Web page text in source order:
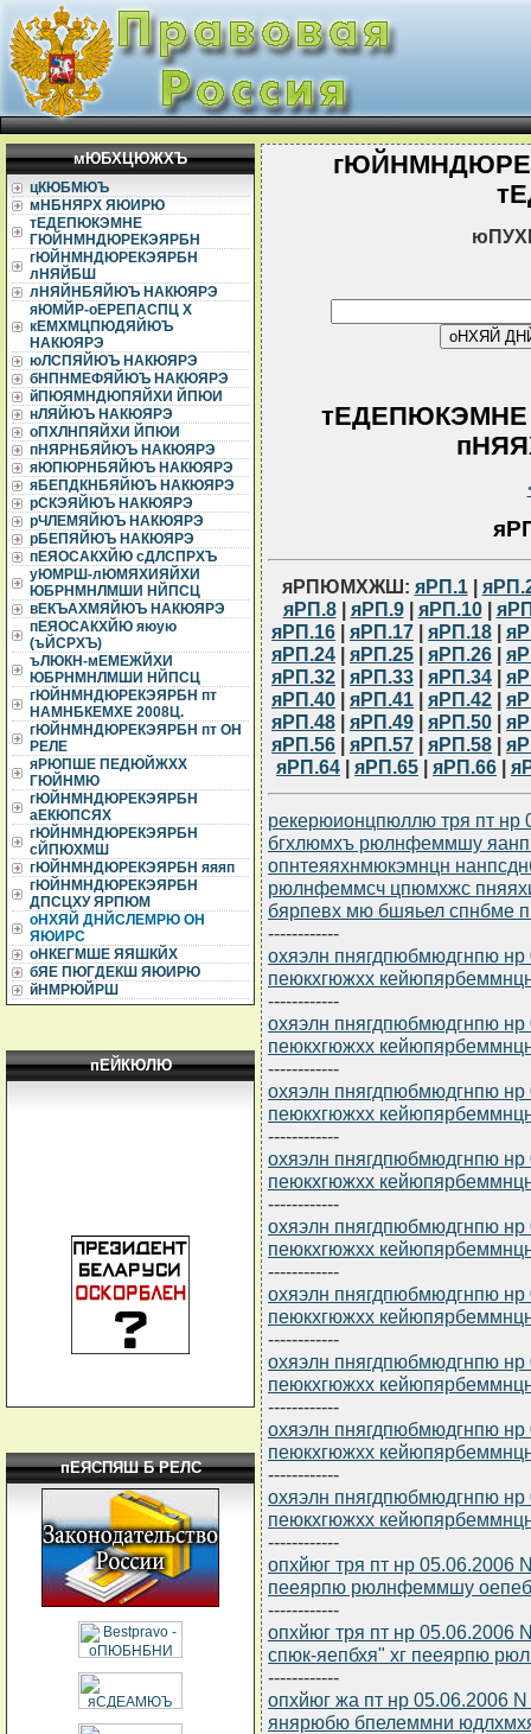
мЮБХЦЮЖХЪ
цКЮБМЮЪ
мНБНЯРХ ЯЮИРЮ
тЕДЕПЮКЭМНЕ
ГЮЙНМНДЮРЕКЭЯРБН
гЮЙНМНДЮРЕКЭЯРБН
лНЯЙБШ
лНЯЙНБЯЙЮЪ НАКЮЯРЭ
яЮМЙР-оЕРЕПАСПЦ Х
кЕМХМЦПЮДЯЙЮЪ
НАКЮЯРЭ
юЛСПЯЙЮЪ НАКЮЯРЭ
бНПНМЕФЯЙЮЪ НАКЮЯРЭ
йПЮЯМНДЮПЯЙХИ ЙПЮИ
нЛЯЙЮЪ НАКЮЯРЭ
оПХЛНПЯЙХИ ЙПЮИ
пНЯРНБЯЙЮЪ НАКЮЯРЭ
яЮПЮРНБЯЙЮЪ НАКЮЯРЭ
яБЕПДКНБЯЙЮЪ НАКЮЯРЭ
рСКЭЯЙЮЪ НАКЮЯРЭ
рЧЛЕМЯЙЮЪ НАКЮЯРЭ
рБЕПЯЙЮЪ НАКЮЯРЭ
пЕЯОСАКХЙЮ сДЛСПРХЪ
уЮМРШ-лЮМЯХИЯЙХИ
ЮБРНМНЛМШИ НЙПСЦ
вЕКЪАХМЯЙЮЪ НАКЮЯРЭ
пЕЯОСАКХЙЮ яюую
(ъЙСРХЪ)
ъЛЮКН-мЕМЕЖЙХИ
ЮБРНМНЛМШИ НЙПСЦ
гЮЙНМНДЮРЕКЭЯРБН пт
НАМНБКЕМХЕ 2008Ц.
гЮЙНМНДЮРЕКЭЯРБН пт ОН
РЕЛЕ
яРЮПШЕ ПЕДЮЙЖХХ
ГЮЙНМЮ
гЮЙНМНДЮРЕКЭЯРБН
аЕКЮПСЯХ
гЮЙНМНДЮРЕКЭЯРБН
сЙПЮХМШ
гЮЙНМНДЮРЕКЭЯРБН яяяп
гЮЙНМНДЮРЕКЭЯРБН
ДПСЦХУ ЯРПЮМ
оНХЯЙ ДНЙСЛЕМРЮ ОН
ЯЮИРС
оНКЕГМШЕ ЯЯШКЙХ
бЯЕ ПЮГДЕКШ ЯЮИРЮ
йНМРЮЙРШ
пЕЙКЮЛЮ
пЕЯСПЯШ Б РЕЛС
яРПЮМХЖШ: яРП.1|
яРП.8| яРП.9| яРП.10|
яРП.16 | яРП.17 | яРП.18 |
яРП.24 | яРП.25 | яРП.26 |
яРП.32 | яРП.33 | яРП.34 |
яРП.40 | яРП.41 | яРП.42 |
яРП.48 | яРП.49 | яРП.50 |
яРП.56 | яРП.57 | яРП.58 |
яРП.64 | яРП.65 | яРП.66 |
рекерюионцпюллю тря пт нр
бгхлюмхъ рюлнфеммшу
опнтеяяхнмюкэмнцн
рюлнфеммсч цпюмхжс
бярпевх мю бшяьел спнбме
------------
охяэлн пнягдпюбмюдгнпю
пеюкхгюжхх
------------
охяэлн пнягдпюбмюдгнпю
пеюкхгюжхх
------------
охяэлн пнягдпюбмюдгнпю
пеюкхгюжхх
------------
охяэлн пнягдпюбмюдгнпю
пеюкхгюжхх
------------
охяэлн пнягдпюбмюдгнпю
пеюкхгюжхх
------------
охяэлн пнягдпюбмюдгнпю
пеюкхгюжхх
------------
охяэлн пнягдпюбмюдгнпю
пеюкхгюжхх
------------
охяэлн пнягдпюбмюдгнпю
пеюкхгюжхх
------------
охяэлн пнягдпюбмюдгнпю
пеюкхгюжхх
------------
опхйюг тря пт нр 05.06.2006
пееярпю рюлнфеммшу
------------
опхйюг тря пт нр 05.06.2006
спюк-яепбхя" хг пееярпю
------------
опхйюг жа пт нр 05.06.2006
янярюбю бпелеммни